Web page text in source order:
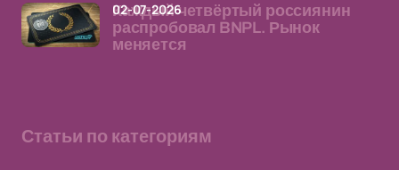
Каждый четвёртый россиянин
распробовал BNPL. Рынок
меняется
02-07-2026
Статьи по категориям